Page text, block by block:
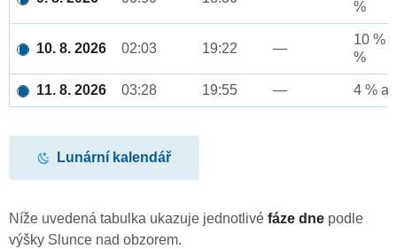
%
10. 8. 2026 02:03 19:22 —
10 %
%
11. 8. 2026 03:28 19:55 — 4 %
Lunární kalendář
Níže uvedená tabulka ukazuje jednotlivé fáze dne podle
výšky Slunce nad obzorem.